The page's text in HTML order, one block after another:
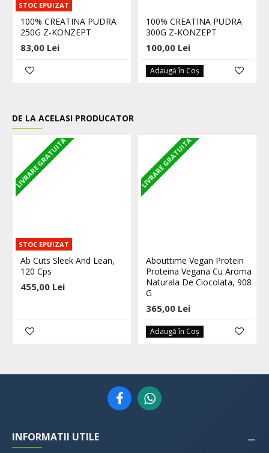
STOC EPUIZAT
100% CREATINA PUDRA
250G Z-KONZEPT
83,00 Lei
100% CREATINA PUDRA
300G Z-KONZEPT
100,00 Lei
Adaugă în Coş
DE LA ACELASI PRODUCATOR
LIVRARE GRATUITA
STOC EPUIZAT
Ab Cuts Sleek And Lean,
120 Cps
455,00 Lei
LIVRARE GRATUITA
Abouttime Vegan Protein
Proteina Vegana Cu Aroma
Naturala De Ciocolata, 908
G
365,00 Lei
Adaugă în Coş
INFORMATII UTILE